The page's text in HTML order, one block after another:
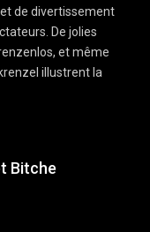
de divertissement
De jolies
et même
illustrent la
Bitche